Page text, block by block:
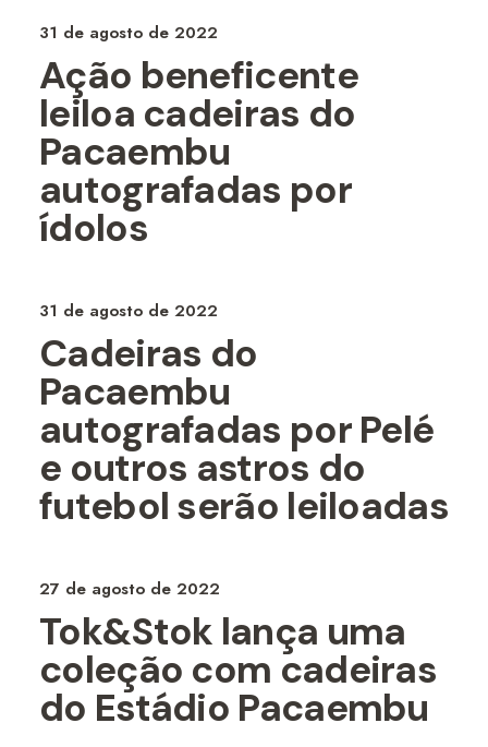
31 de agosto de 2022
Ação beneficente
leiloa cadeiras do
Pacaembu
autografadas por
ídolos
31 de agosto de 2022
Cadeiras do
Pacaembu
autografadas por Pelé
e outros astros do
futebol serão leiloadas
27 de agosto de 2022
Tok&Stok lança uma
coleção com cadeiras
do Estádio Pacaembu